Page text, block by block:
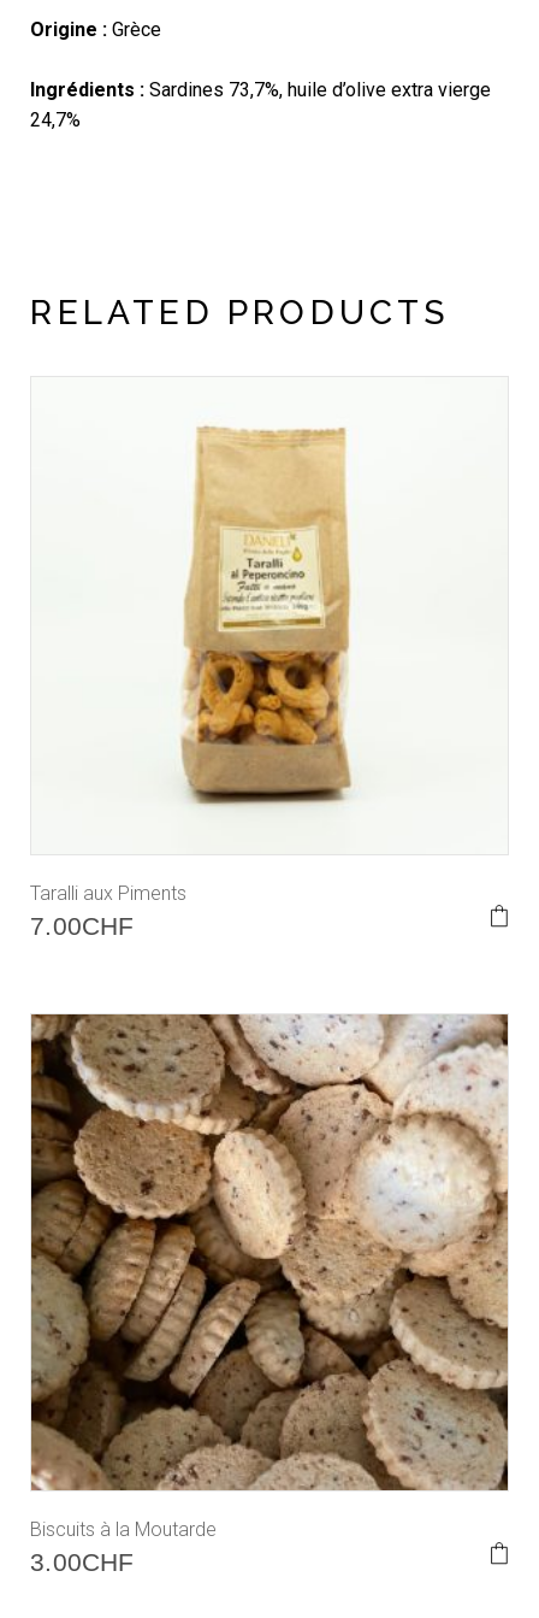
Origine :Grèce
Ingrédients :Sardines 73,7%, huile d’olive extra vierge
24,7%
RELATED PRODUCTS
Taralli aux Piments
7.00CHF
Biscuits à la Moutarde
3.00CHF